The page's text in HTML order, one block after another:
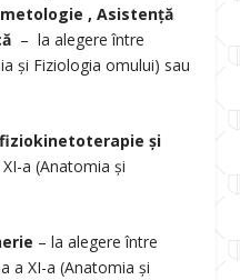
, Asistență
– la alegere între
și Fiziologia omului) sau
și
a (Anatomia și
– la alegere între
a XI-a (Anatomia și